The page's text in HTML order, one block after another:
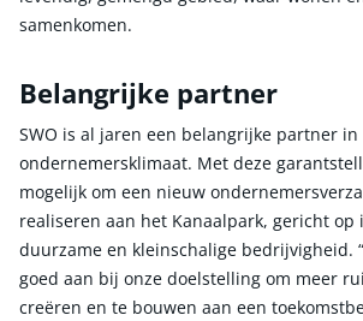
samenkomen.
Belangrijke partner
SWO is al jaren een belangrijke partner in
ondernemersklimaat. Met deze
mogelijk om een nieuw
realiseren aan het Kanaalpark, gericht op
duurzame en kleinschalige bedrijvigheid.
goed aan bij onze doelstelling om meer
creëren en te bouwen aan een